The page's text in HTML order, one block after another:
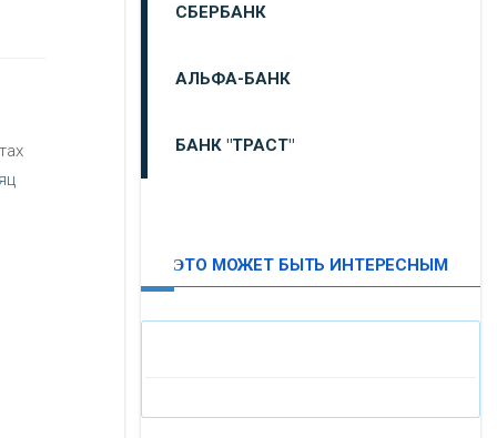
СБЕРБАНК
АЛЬФА-БАНК
БАНК "ТРАСТ"
ЭТО МОЖЕТ БЫТЬ ИНТЕРЕСНЫМ